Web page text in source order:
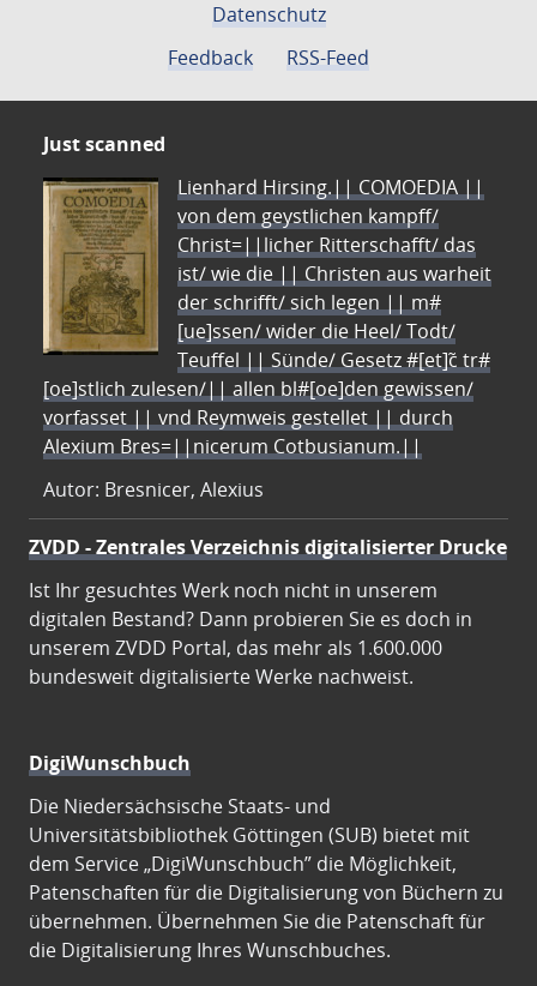
Datenschutz
Feedback
RSS-Feed
Just scanned
Lienhard Hirsing.|| COMOEDIA ||
von dem geystlichen kampff/
Christ=||licher Ritterschafft/ das
ist/ wie die || Christen aus warheit
der schrifft/ sich legen || m#
[ue]ssen/ wider die Heel/ Todt/
Teuffel || Sünde/ Gesetz #[et]c̃ tr#
[oe]stlich zulesen/|| allen bl#[oe]den gewissen/
vorfasset || vnd Reymweis gestellet || durch
Alexium Bres=||nicerum Cotbusianum.||
Autor: Bresnicer, Alexius
ZVDD - Zentrales Verzeichnis digitalisierter Drucke
Ist Ihr gesuchtes Werk noch nicht in unserem
digitalen Bestand? Dann probieren Sie es doch in
unserem ZVDD Portal, das mehr als 1.600.000
bundesweit digitalisierte Werke nachweist.
DigiWunschbuch
Die Niedersächsische Staats- und
Universitätsbibliothek Göttingen (SUB) bietet mit
dem Service „DigiWunschbuch” die Möglichkeit,
Patenschaften für die Digitalisierung von Büchern zu
übernehmen. Übernehmen Sie die Patenschaft für
die Digitalisierung Ihres Wunschbuches.